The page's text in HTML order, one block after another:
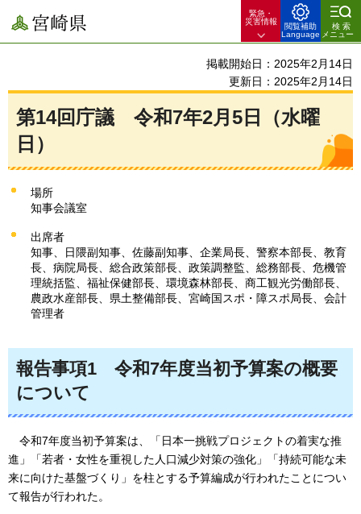
宮崎県
緊急・
災害情報
閲覧補助
Language
検索
メニュー
掲載開始日：2025年2月14日
更新日：2025年2月14日
第14回庁議
令和7年2月5日（水曜
日）
場所
知事会議室
出席者
知事、日隈副知事、佐藤副知事、企業局長、警察本部長、教育
長、病院局長、総合政策部長、政策調整監、総務部長、危機管
理統括監、福祉保健部長、環境森林部長、商工観光労働部長、
農政水産部長、県土整備部長、宮崎国スポ・障スポ局長、会計
管理者
報告事項1
令和7年度当初予算案の概要
について
令和7年度当初予算案は、「日本一挑戦プロジェクトの着実な推
進」「若者・女性を重視した人口減少対策の強化」「持続可能な未
来に向けた基盤づくり」を柱とする予算編成が行われたことについ
て報告が行われた。